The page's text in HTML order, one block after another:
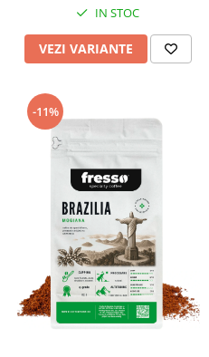
IN STOC
VEZI VARIANTE
-11%